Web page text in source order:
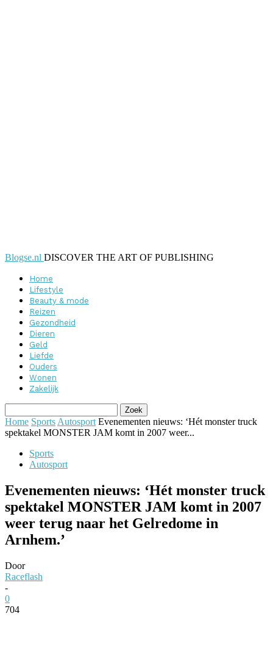
Blogse.nl DISCOVER THE ART OF PUBLISHING
Home
Lifestyle
Beauty & mode
Reizen
Gezondheid
Dieren
Geld
Liefde
Ouders
Wonen
Zakelijk
Home Sports Autosport Evenementen nieuws: ‘Hét monster truck
spektakel MONSTER JAM komt in 2007 weer...
Sports
Autosport
Evenementen nieuws: ‘Hét monster truck
spektakel MONSTER JAM komt in 2007
weer terug naar het Gelredome in
Arnhem.’
Door
Raceflash
-
0
704